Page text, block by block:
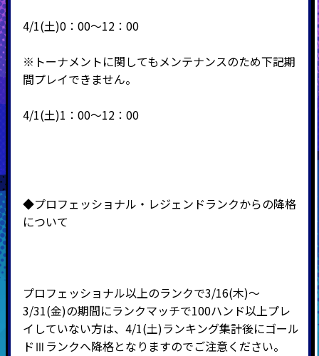
4/1(土)0：00～12：00
※トーナメントに関してもメンテナンスのため下記期
間プレイできません。
4/1(土)1：00～12：00
◆プロフェッショナル・レジェンドランクからの降格
について
プロフェッショナル以上のランクで3/16(木)～
3/31(金)の期間にランクマッチで100ハンド以上プレ
イしていない方は、4/1(土)ランキング集計後にゴール
ドⅢランクへ降格となりますのでご注意ください。